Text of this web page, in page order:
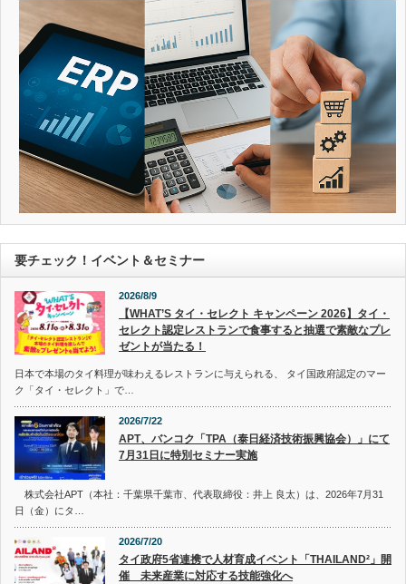
要チェック！イベント＆セミナー
2026/8/9
【WHAT’S タイ・セレクト キャンペーン 2026】タイ・
セレクト認定レストランで食事すると抽選で素敵なプレ
ゼントが当たる！
日本で本場のタイ料理が味わえるレストランに与えられる、 タイ国政府認定のマー
ク「タイ・セレクト」で…
2026/7/22
APT、バンコク「TPA（泰日経済技術振興協会）」にて
7月31日に特別セミナー実施
株式会社APT（本社：千葉県千葉市、代表取締役：井上 良太）は、2026年7月31
日（金）にタ…
2026/7/20
タイ政府5省連携で人材育成イベント「THAILAND²」開
催 未来産業に対応する技能強化へ